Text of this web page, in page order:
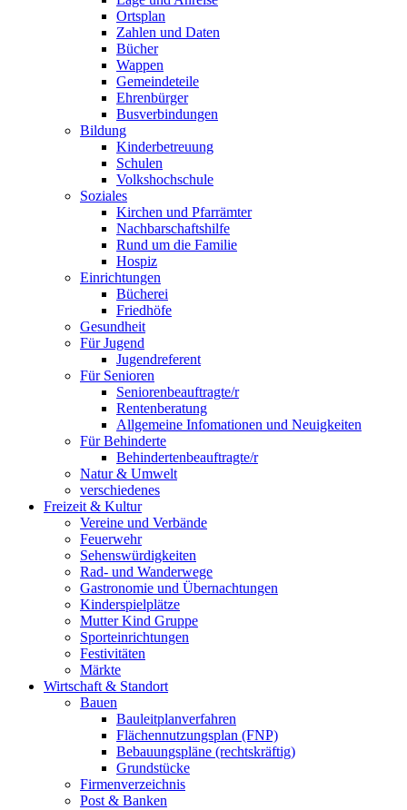
Ortsplan
Zahlen und Daten
Bücher
Wappen
Gemeindeteile
Ehrenbürger
Busverbindungen
Bildung
Kinderbetreuung
Schulen
Volkshochschule
Soziales
Kirchen und Pfarrämter
Nachbarschaftshilfe
Rund um die Familie
Hospiz
Einrichtungen
Bücherei
Friedhöfe
Gesundheit
Für Jugend
Jugendreferent
Für Senioren
Seniorenbeauftragte/r
Rentenberatung
Allgemeine Infomationen und Neuigkeiten
Für Behinderte
Behindertenbeauftragte/r
Natur & Umwelt
verschiedenes
Freizeit & Kultur
Vereine und Verbände
Feuerwehr
Sehenswürdigkeiten
Rad- und Wanderwege
Gastronomie und Übernachtungen
Kinderspielplätze
Mutter Kind Gruppe
Sporteinrichtungen
Festivitäten
Märkte
Wirtschaft & Standort
Bauen
Bauleitplanverfahren
Flächennutzungsplan (FNP)
Bebauungspläne (rechtskräftig)
Grundstücke
Firmenverzeichnis
Post & Banken